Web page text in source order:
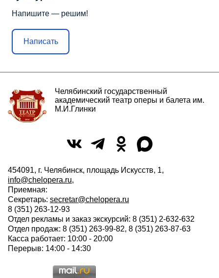
Напишите — решим!
Написать
Челябинский государственный
академический театр оперы и балета им.
М.И.Глинки
454091, г. Челябинск, площадь Искусств, 1,
info@chelopera.ru,
Приемная:
Секретарь: secretar@chelopera.ru
8 (351) 263-12-93
Отдел рекламы и заказ экскурсий: 8 (351) 2-632-632
Отдел продаж: 8 (351) 263-99-82, 8 (351) 263-87-63
Касса работает: 10:00 - 20:00
Перерыв: 14:00 - 14:30